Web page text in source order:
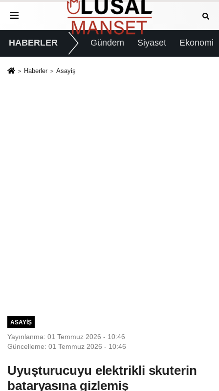
HABERLER Gündem Siyaset Ekonomi
Haberler Asayiş
ASAYIŞ
Yayınlanma: 01 Temmuz 2026 - 10:46
Güncelleme: 01 Temmuz 2026 - 10:46
Uyuşturucuyu elektrikli skuterin
bataryasına gizlemiş